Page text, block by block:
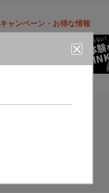
キャンペーン・お得な情報